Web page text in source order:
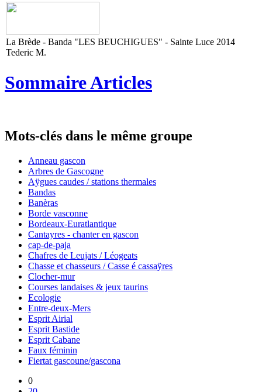
La Brède - Banda "LES BEUCHIGUES" - Sainte Luce 2014
Tederic M.
Sommaire Articles
Mots-clés dans le même groupe
Anneau gascon
Arbres de Gascogne
Aÿgues caudes / stations thermales
Bandas
Banèras
Borde vasconne
Bordeaux-Euratlantique
Cantayres - chanter en gascon
cap-de-paja
Chafres de Leujats / Léogeats
Chasse et chasseurs / Casse é cassaÿres
Clocher-mur
Courses landaises & jeux taurins
Ecologie
Entre-deux-Mers
Esprit Airial
Esprit Bastide
Esprit Cabane
Faux féminin
Fiertat gascoune/gascona
0